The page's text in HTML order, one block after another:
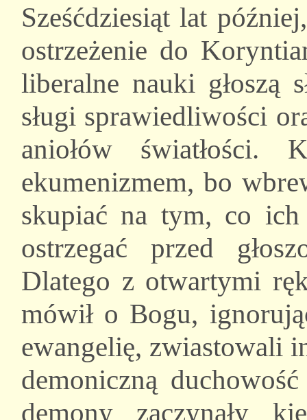
Sześćdziesiąt lat
ostrzeżenie do
liberalne nauki głoszą
sługi sprawiedliwości
aniołów światłości.
ekumenizmem, bo
skupiać na tym, co ich
ostrzegać przed
Dlatego z otwartymi
mówił o Bogu,
ewangelię, zwiastowali
demoniczną
demony zaczynały